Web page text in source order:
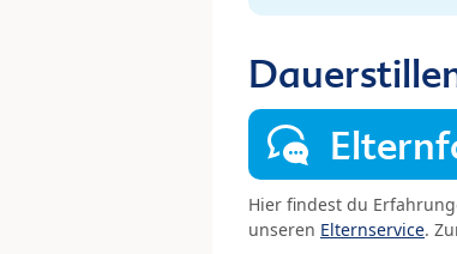
Hier findest du
unseren Elternservice.